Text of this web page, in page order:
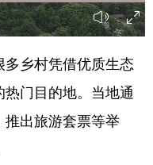
信息化 数字经济
银龄 溯源中国
能源 会展
乡村凭借优质生态
门目的地。当地通
出旅游套票等举